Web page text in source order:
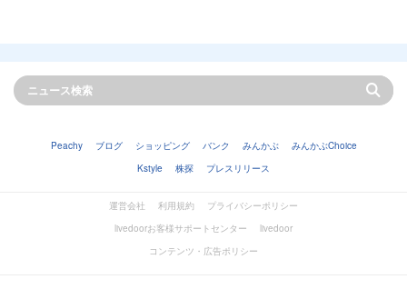
Peachy ブログ ショッピング バンク みんかぶ
みんかぶChoice
Kstyle
株探 プレスリリース
運営会社 利用規約
プライバシーポリシー
livedoorお客様サポートセンター
livedoor
コンテンツ・広告ポリシー